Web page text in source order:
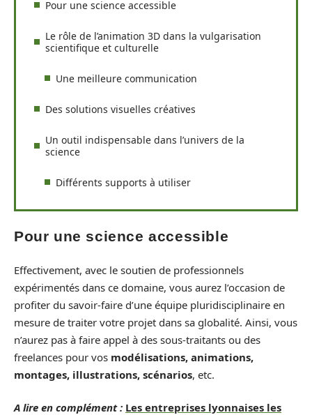
Pour une science accessible
Le rôle de l’animation 3D dans la vulgarisation
scientifique et culturelle
Une meilleure communication
Des solutions visuelles créatives
Un outil indispensable dans l’univers de la
science
Différents supports à utiliser
Pour une science accessible
Effectivement, avec le soutien de professionnels
expérimentés dans ce domaine, vous aurez l’occasion de
profiter du savoir-faire d’une équipe pluridisciplinaire en
mesure de traiter votre projet dans sa globalité. Ainsi, vous
n’aurez pas à faire appel à des sous-traitants ou des
freelances pour vos modélisations, animations,
montages, illustrations, scénarios, etc.
A lire en complément : Les entreprises lyonnaises les